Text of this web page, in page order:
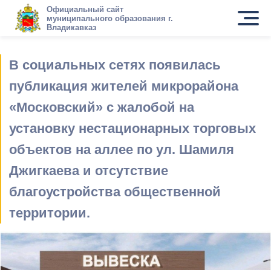
Официальный сайт
муниципального образования г.
Владикавказ
В социальных сетях появилась
публикация жителей микрорайона
«Московский» с жалобой на
установку нестационарных торговых
объектов на аллее по ул. Шамиля
Джигкаева и отсутствие
благоустройства общественной
территории.